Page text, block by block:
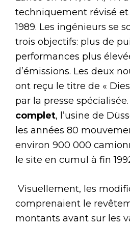
techniquement révisé
1989. Les ingénieurs se
trois objectifs: plus de
performances plus
d’émissions. Les deux
ont reçu le titre de «
par la presse
complet, l’usine de
les années 80
environ 900 000
le site en cumul à fin
Visuellement, les
comprenaient le
montants avant sur les